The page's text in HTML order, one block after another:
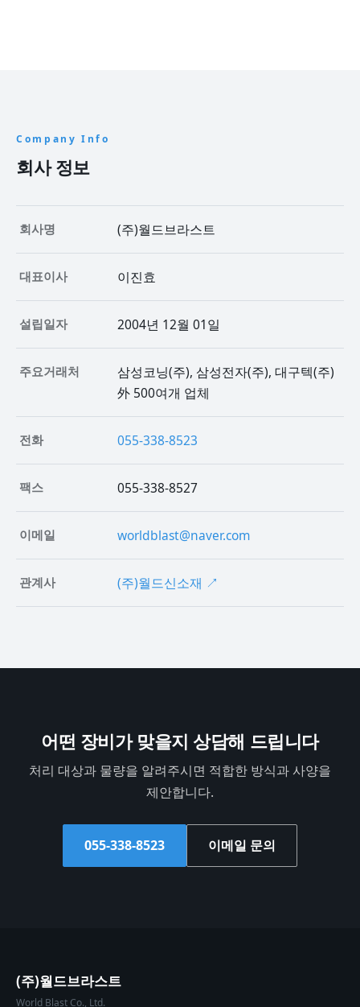
Company Info
회사 정보
회사명 (주)월드브라스트
대표이사 이진효
설립일자 2004년 12월 01일
주요거래처
삼성코닝(주), 삼성전자(주), 대구텍(주)
外 500여개 업체
전화 055-338-8523
팩스 055-338-8527
이메일 worldblast@naver.com
관계사 (주)월드신소재 ↗
어떤 장비가 맞을지 상담해 드립니다
처리 대상과 물량을 알려주시면 적합한 방식과 사양을
제안합니다.
055-338-8523 이메일 문의
(주)월드브라스트
World Blast Co., Ltd.